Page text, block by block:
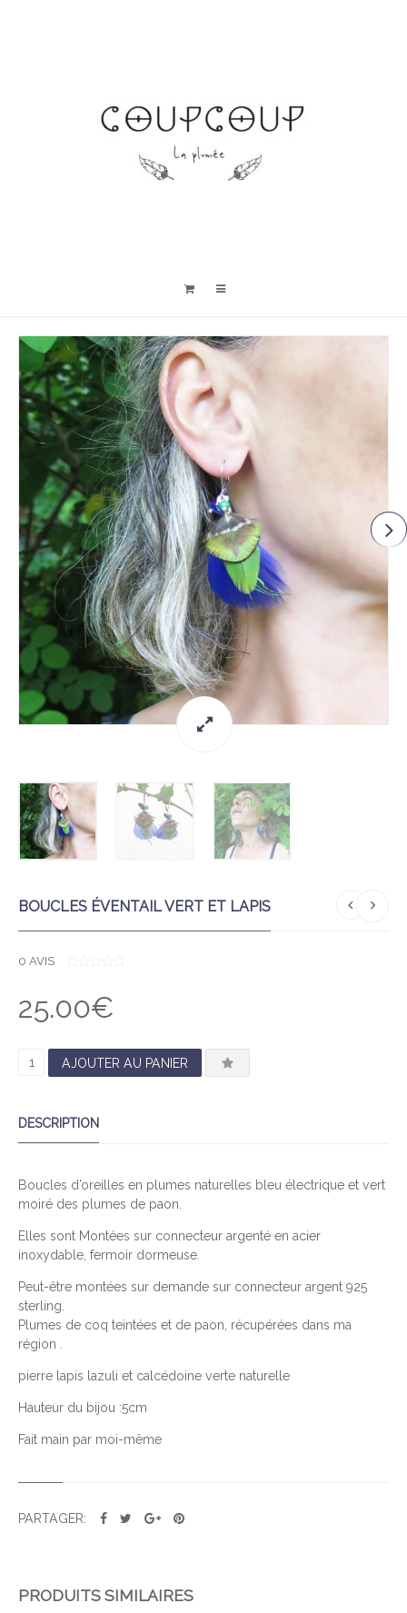
BOUCLES ÉVENTAIL VERT ET LAPIS
0 AVIS
U
T
5
25.00€
N
T
T
É
D
E
O
U
C
E
S
T
V
AJOUTER AU PANIER
DESCRIPTION
Boucles d’oreilles en plumes naturelles bleu électrique et vert
moiré des plumes de paon.
Elles sont Montées sur connecteur argenté en acier
inoxydable, fermoir dormeuse.
Peut-être montées sur demande sur connecteur argent 925
sterling.
Plumes de coq teintées et de paon, récupérées dans ma
région .
pierre lapis lazuli et calcédoine verte naturelle
Hauteur du bijou :5cm
Fait main par moi-même
PARTAGER:
PRODUITS SIMILAIRES